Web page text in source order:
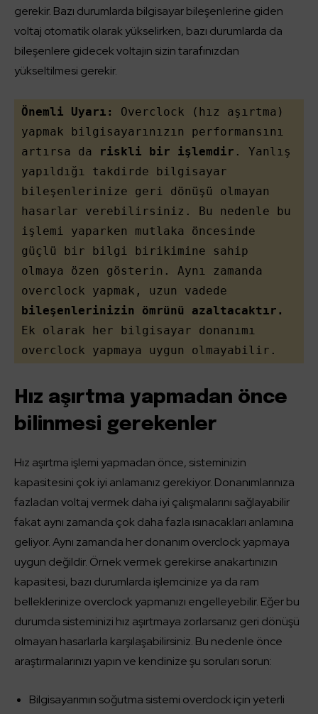
gerekir. Bazı durumlarda bilgisayar bileşenlerine giden
voltaj otomatik olarak yükselirken, bazı durumlarda da
bileşenlere gidecek voltajın sizin tarafınızdan
yükseltilmesi gerekir.
Önemli Uyarı:
Overclock (hız aşırtma)
yapmak bilgisayarınızın performansını
artırsa da
riskli bir işlemdir . Yanlış
yapıldığı takdirde bilgisayar
bileşenlerinize geri dönüşü olmayan
hasarlar verebilirsiniz. Bu nedenle bu
işlemi yaparken mutlaka öncesinde
güçlü bir bilgi birikimine sahip
olmaya özen gösterin. Aynı zamanda
bileşenlerinizin ömrünü azaltacaktır.
Ek olarak her bilgisayar donanımı
overclock yapmaya uygun olmayabilir.
Hız aşırtma yapmadan önce
bilinmesi gerekenler
Hız aşırtma işlemi yapmadan önce, sisteminizin
kapasitesini çok iyi anlamanız gerekiyor. Donanımlarınıza
fazladan voltaj vermek daha iyi çalışmalarını sağlayabilir
fakat aynı zamanda çok daha fazla ısınacakları anlamına
geliyor. Aynı zamanda her donanım overclock yapmaya
uygun değildir. Örnek vermek gerekirse anakartınızın
kapasitesi, bazı durumlarda işlemcinize ya da ram
belleklerinize overclock yapmanızı engelleyebilir. Eğer bu
durumda sisteminizi hız aşırtmaya zorlarsanız geri dönüşü
olmayan hasarlarla karşılaşabilirsiniz. Bu nedenle önce
araştırmalarınızı yapın ve kendinize şu soruları sorun:
Bilgisayarımın soğutma sistemi overclock için yeterli